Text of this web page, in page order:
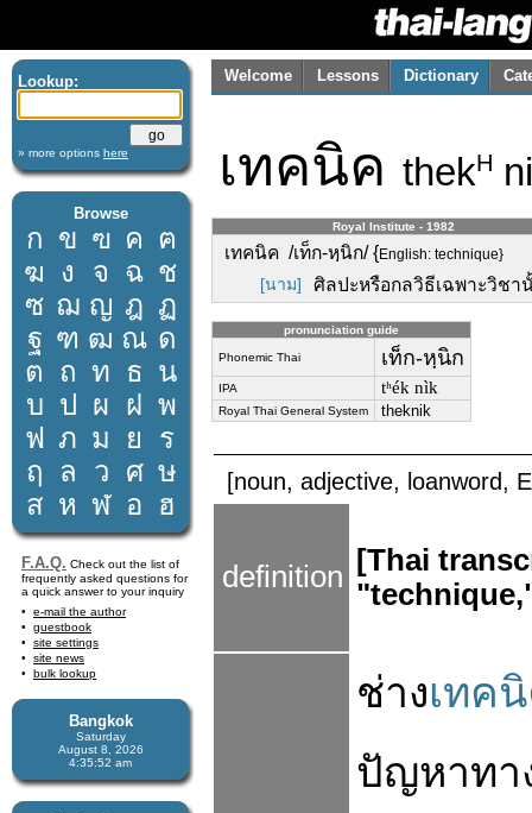
Lookup:
» more options here
Browse
ก ข ฃ ค ฅ
ฆ ง จ ฉ ช
ซ ฌ ญ ฎ ฏ
ฐ ฑ ฒ ณ ด
ต ถ ท ธ น
บ ป ผ ฝ พ
ฟ ภ ม ย
ร
ฤ
ล ว ศ ษ
ส ห ฬ อ ฮ
F.A.Q. Check out the list of
frequently asked questions for
a quick answer to your inquiry
e-mail the author
guestbook
site settings
site news
bulk lookup
Bangkok
Saturday
August 8, 2026
4:35:53 am
Welcome Lessons Dictionary
เทคนิค thekH
Royal Institute - 1982
เทคนิค /เท็ก-หฺนิก/ {English: technique}
[นาม] ศิลปะหรือกลวิธีเฉพาะวิชา
pronunciation guide
Phonemic Thai เท็ก-หฺนิก
IPA tʰék nìk
Royal Thai General System theknik
[noun, adjective, loanword,
definition [Thai
ช่างเทค
ปัญหาทา